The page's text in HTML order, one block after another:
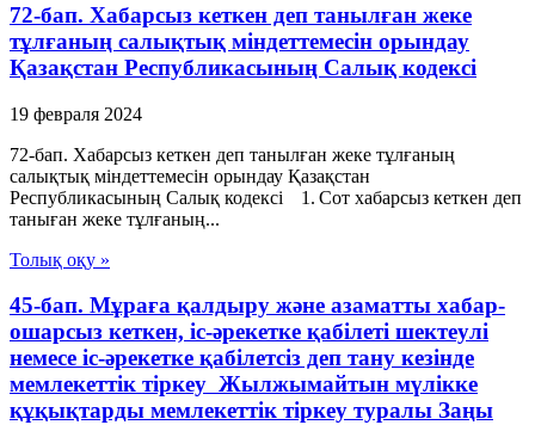
72-бап. Хабарсыз кеткен деп танылған жеке
тұлғаның салықтық міндеттемесін орындау
Қазақстан Республикасының Салық кодексі
19 февраля 2024
72-бап. Хабарсыз кеткен деп танылған жеке тұлғаның
салықтық міндеттемесін орындау Қазақстан
Республикасының Салық кодексі 1. Сот хабарсыз кеткен деп
таныған жеке тұлғаның...
Толық оқу »
45-бап. Мұраға қалдыру және азаматты хабар-
ошарсыз кеткен, іс-әрекетке қабілеті шектеулі
немесе іс-әрекетке қабілетсіз деп тану кезінде
мемлекеттік тіркеу Жылжымайтын мүлікке
құқықтарды мемлекеттік тіркеу туралы Заңы